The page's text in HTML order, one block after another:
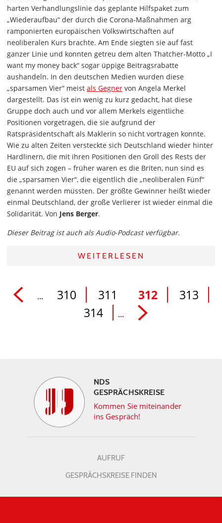
harten Verhandlungslinie das geplante Hilfspaket zum
„Wiederaufbau“ der durch die Corona-Maßnahmen arg
ramponierten europäischen Volkswirtschaften auf
neoliberalen Kurs brachte. Am Ende siegten sie auf fast
ganzer Linie und konnten getreu dem alten Thatcher-Motto „I
want my money back“ sogar üppige Beitragsrabatte
aushandeln. In den deutschen Medien wurden diese
„sparsamen Vier“ meist als Gegner von Angela Merkel
dargestellt. Das ist ein wenig zu kurz gedacht, hat diese
Gruppe doch auch und vor allem Merkels eigentliche
Positionen vorgetragen, die sie aufgrund der
Ratspräsidentschaft als Maklerin so nicht vortragen konnte.
Wie zu alten Zeiten versteckte sich Deutschland wieder hinter
Hardlinern, die mit ihren Positionen den Groll des Rests der
EU auf sich zogen – früher waren es die Briten, nun sind es
die „sparsamen Vier“, die eigentlich die „neoliberalen Fünf“
genannt werden müssten. Der größte Gewinner heißt wieder
einmal Deutschland, der große Verlierer ist wieder einmal die
Solidarität. Von Jens Berger.
Dieser Beitrag ist auch als Audio-Podcast verfügbar.
WEITERLESEN
... 310 311 312
313
314
...
NDS
GESPRÄCHSKREISE
Kommen Sie miteinander
ins Gespräch!
AUFRUF
GESPRÄCHSKREISE FINDEN